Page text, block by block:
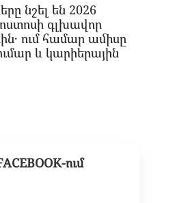
նշել են 2026
գլխավոր
ում համար ամիսը
և կարիերային
ում